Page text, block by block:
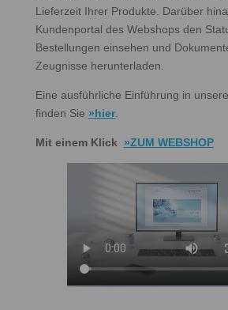
Lieferzeit Ihrer Produkte. Darüber
Kundenportal des Webshops den
Bestellungen einsehen und
Zeugnisse herunterladen.
Eine ausführliche Einführung in
finden Sie »hier.
Mit einem Klick »ZUM WEBSHOP